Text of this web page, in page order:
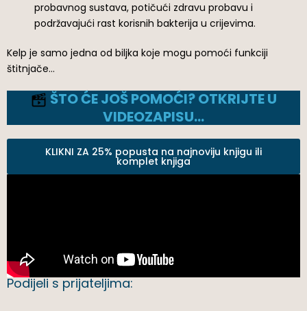
probavnog sustava, potičući zdravu probavu i
podržavajući rast korisnih bakterija u crijevima.
Kelp je samo jedna od biljka koje mogu pomoći funkciji
štitnjače…
ŠTO ĆE JOŠ POMOĆI? OTKRIJTE U
VIDEOZAPISU…
KLIKNI ZA 25% popusta na najnoviju knjigu ili
komplet knjiga
Podijeli s prijateljima: